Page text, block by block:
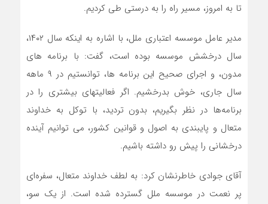
تا به امروز، مسیر راه را به درستی طی کردیم.
مدیر عامل موسسه اعتباری ملل، با اشاره به اینکه سال ۱۴۰۲،
سال درخشش موسسه بوده است، گفت: با برنامه های
مدون، و اجرای صحیح این برنامه ها، توانستیم در ۹ ماهه
سال جاری، خوش بدرخشیم. اگر فعالیتهای بیشتری را در
برنامه‌ها در نظر بگیریم، بدون تردید، با توکل به خداوند
متعال و پایبندی به اصول و قوانین کشور، می توانیم آینده
درخشانی را پیش رو داشته باشیم.
آقای جوادی خاطرنشان کرد: به لطف خداوند متعال، سفره‌ای
پر نعمت در موسسه ملل گسترده شده است. از یک سو،